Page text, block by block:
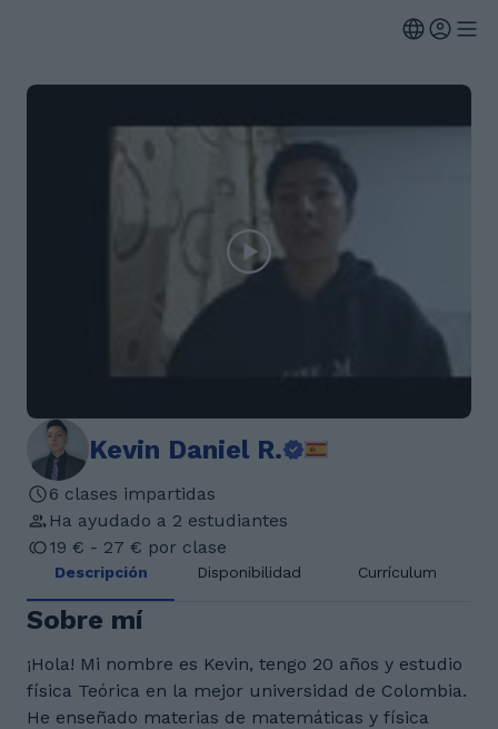
Kevin Daniel R.
6 clases impartidas
Ha ayudado a 2 estudiantes
19 € - 27 € por clase
Descripción Disponibilidad Currículum
Sobre mí
¡Hola! Mi nombre es Kevin, tengo 20 años y estudio
física Teórica en la mejor universidad de Colombia.
He enseñado materias de matemáticas y física